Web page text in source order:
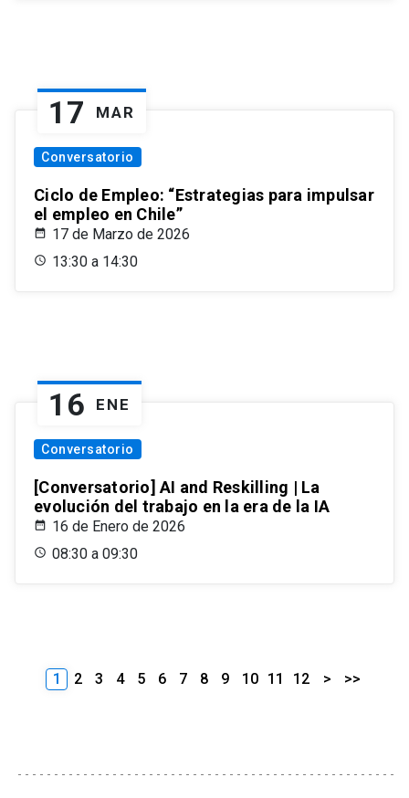
17 MAR
Conversatorio
Ciclo de Empleo: “Estrategias para impulsar
el empleo en Chile”
17 de Marzo de 2026
13:30 a 14:30
16 ENE
Conversatorio
[Conversatorio] AI and Reskilling | La
evolución del trabajo en la era de la IA
16 de Enero de 2026
08:30 a 09:30
1 2 3 4 5 6 7 8 9 10 11 12 > >>